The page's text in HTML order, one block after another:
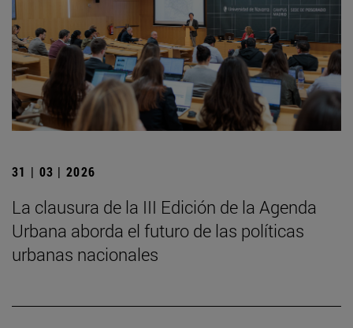
31 | 03 | 2026
La clausura de la III Edición de la Agenda
Urbana aborda el futuro de las políticas
urbanas nacionales